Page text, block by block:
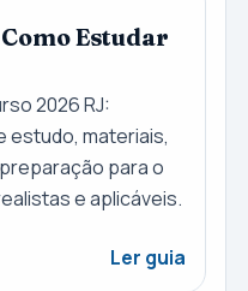
Estudar
2026 RJ:
estudo, materiais,
para o
e aplicáveis.
Ler guia